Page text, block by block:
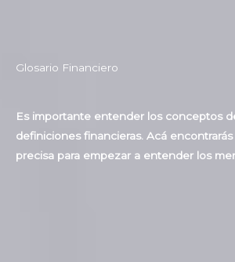
Glosario Financiero
Es importante entender los conceptos
definiciones financieras. Acá
precisa para empezar a entender los